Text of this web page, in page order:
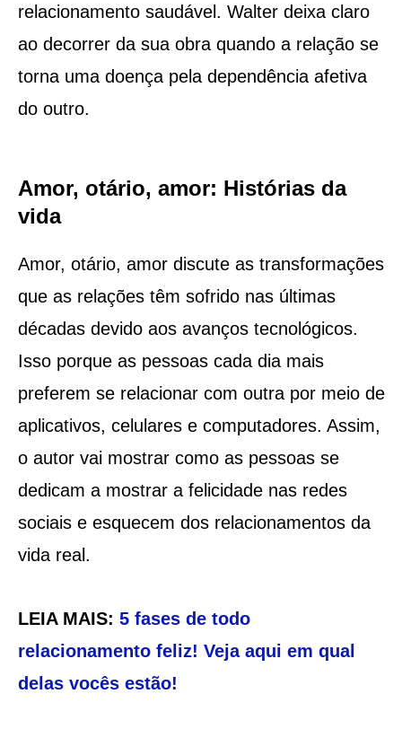
relacionamento saudável. Walter deixa claro
ao decorrer da sua obra quando a relação se
torna uma doença pela dependência afetiva
do outro.
Amor, otário, amor: Histórias da
vida
Amor, otário, amor discute as transformações
que as relações têm sofrido nas últimas
décadas devido aos avanços tecnológicos.
Isso porque as pessoas cada dia mais
preferem se relacionar com outra por meio de
aplicativos, celulares e computadores. Assim,
o autor vai mostrar como as pessoas se
dedicam a mostrar a felicidade nas redes
sociais e esquecem dos relacionamentos da
vida real.
LEIA MAIS: 5 fases de todo
relacionamento feliz! Veja aqui em qual
delas vocês estão!